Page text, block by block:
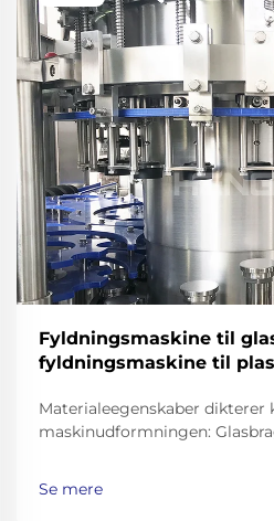
Fyldningsmaskine til
fyldningsmaskine til
Materialeegenskaber dikterer
maskinudformningen:
og præcisionsgrebere til
Se mere